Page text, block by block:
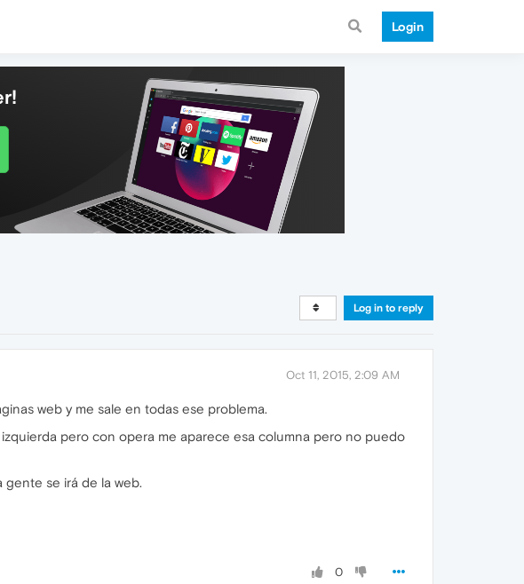
Login
Log in to reply
Oct 11, 2015, 2:09 AM
web y me sale en todas ese problema.
pero con opera me aparece esa columna pero no puedo
se irá de la web.
0